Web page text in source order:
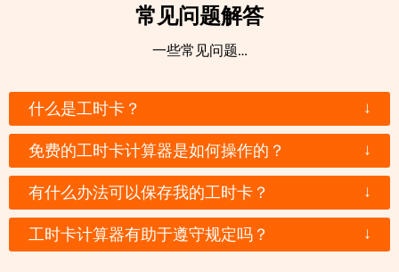
常见问题解答
一些常见问题…
什么是工时卡？ ↓
免费的工时卡计算器是如何操作的？ ↓
有什么办法可以保存我的工时卡？ ↓
工时卡计算器有助于遵守规定吗？ ↓